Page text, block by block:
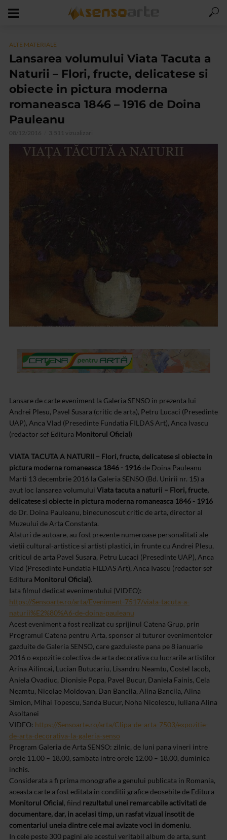
ALTE MATERIALE
Lansarea volumului Viata Tacuta a
Naturii – Flori, fructe, delicatese si
obiecte in pictura moderna
romaneasca 1846 – 1916 de Doina
Pauleanu
08/12/2016 3.511 vizualizari
Lansare de carte eveniment la Galeria SENSO in prezenta lui
Andrei Plesu, Pavel Susara (critic de arta), Petru Lucaci (Presedinte
UAP), Anca Vlad (Presedinte Fundatia FILDAS Art), Anca Ivascu
(redactor sef Editura Monitorul Oficial)
VIATA TACUTA A NATURII – Flori, fructe, delicatese si obiecte in
pictura moderna romaneasca 1846 - 1916de Doina Pauleanu
Marti 13 decembrie 2016 la Galeria SENSO (Bd. Unirii nr. 15) a
avut loc lansarea volumului Viata tacuta a naturii – Flori, fructe,
delicatese si obiecte in pictura moderna romaneasca 1846 - 1916
de Dr. Doina Pauleanu, binecunoscut critic de arta, director al
Muzeului de Arta Constanta.
Alaturi de autoare, au fost prezente numeroase personalitati ale
vietii cultural-artistice si artisti plastici, in frunte cu Andrei Plesu,
criticul de arta Pavel Susara, Petru Lucaci (Presedinte UAP), Anca
Vlad (Presedinte Fundatia FILDAS Art), Anca Ivascu (redactor sef
Editura Monitorul Oficial).
Iata filmul dedicat evenimentului (VIDEO):
https://Sensoarte.ro/arta/Eveniment-7517/viata-tacuta-a-
naturii%E2%80%A6-de-doina-pauleanu
Acest eveniment a fost realizat cu sprijinul Catena Grup, prin
Programul Catena pentru Arta, sponsor al tuturor evenimentelor
gazduite de Galeria SENSO, care gazduieste pana pe 8 ianuarie
2016 o expozitie colectiva de arta decorativa cu lucrarile artistilor
Arina Ailincai, Lucian Butucariu, Lisandru Neamtu, Costel Iacob,
Aniela Ovadiuc, Dionisie Popa, Pavel Bucur, Daniela Fainis, Cela
Neamtu, Nicolae Moldovan, Dan Bancila, Alina Bancila, Alina
Simion, Mihai Topescu, Sanda Bucur, Noha Nicolescu, Iuliana Alina
Asoltanei
VIDEO: https://Sensoarte.ro/arta/Clipa-de-arta-7503/expozitie-
de-arta-decorativa-la-galeria-senso
Program Galeria de Arta SENSO: zilnic, de luni pana vineri intre
orele 11.00 – 18.00, sambata intre orele 12.00 – 18.00, duminica
inchis.
Considerata a fi prima monografie a genului publicata in Romania,
aceasta carte a fost editata in conditii grafice deosebite de Editura
Monitorul Oficial, fiind rezultatul unei remarcabile activitati de
documentare, dar, in acelasi timp, un rasfat vizual insotit de
comentariul uneia dintre cele mai avizate voci in domeniu.
In cele peste 300 pagini ale acestui veritabil album de arta, sunt